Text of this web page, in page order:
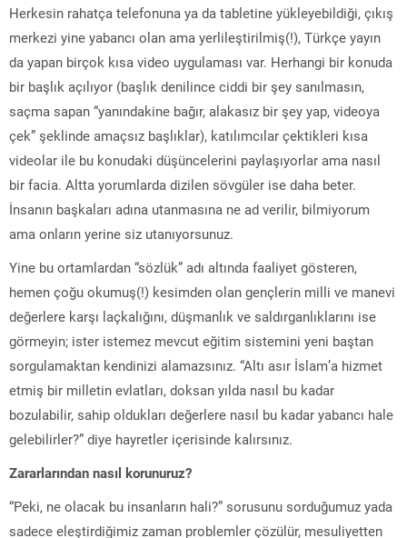
Herkesin rahatça telefonuna ya da tabletine yükleyebildiği, çıkış
merkezi yine yabancı olan ama yerlileştirilmiş(!), Türkçe yayın
da yapan birçok kısa video uygulaması var. Herhangi bir konuda
bir başlık açılıyor (başlık denilince ciddi bir şey sanılmasın,
saçma sapan “yanındakine bağır, alakasız bir şey yap, videoya
çek” şeklinde amaçsız başlıklar), katılımcılar çektikleri kısa
videolar ile bu konudaki düşüncelerini paylaşıyorlar ama nasıl
bir facia. Altta yorumlarda dizilen sövgüler ise daha beter.
İnsanın başkaları adına utanmasına ne ad verilir, bilmiyorum
ama onların yerine siz utanıyorsunuz.
Yine bu ortamlardan “sözlük” adı altında faaliyet gösteren,
hemen çoğu okumuş(!) kesimden olan gençlerin milli ve manevi
değerlere karşı laçkalığını, düşmanlık ve saldırganlıklarını ise
görmeyin; ister istemez mevcut eğitim sistemini yeni baştan
sorgulamaktan kendinizi alamazsınız. “Altı asır İslam’a hizmet
etmiş bir milletin evlatları, doksan yılda nasıl bu kadar
bozulabilir, sahip oldukları değerlere nasıl bu kadar yabancı hale
gelebilirler?” diye hayretler içerisinde kalırsınız.
Zararlarından nasıl korunuruz?
“Peki, ne olacak bu insanların hali?” sorusunu sorduğumuz yada
sadece eleştirdiğimiz zaman problemler çözülür, mesuliyetten